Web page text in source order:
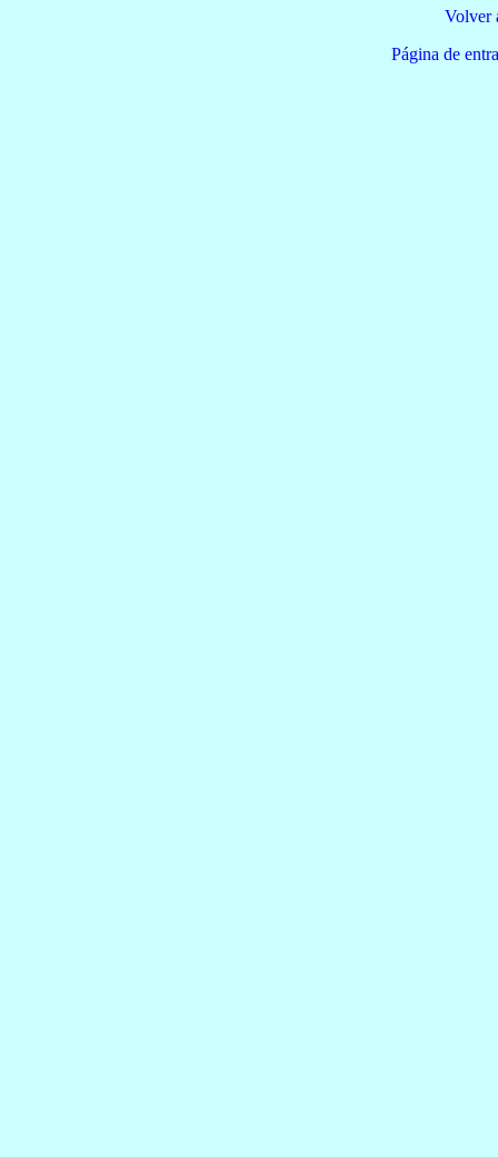
Volver
Página de